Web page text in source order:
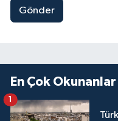
Gönder
En Çok Okunanlar
1